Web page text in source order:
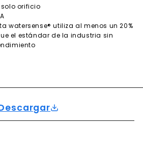
orificio
watersense® utiliza al menos un 20%
el estándar de la industria sin